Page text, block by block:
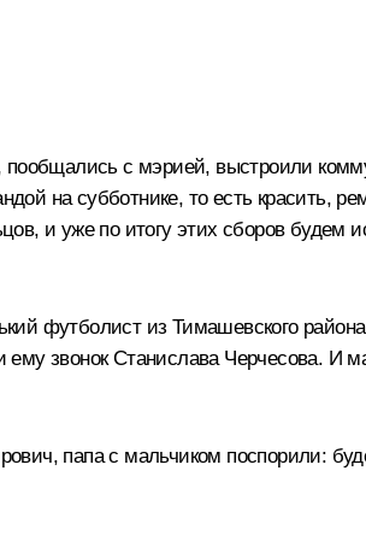
пообщались с мэрией, выстроили
на субботнике, то есть красить,
и уже по итогу этих сборов будем
футболист из Тимашевского
звонок Станислава Черчесова. И
папа с мальчиком поспорили: